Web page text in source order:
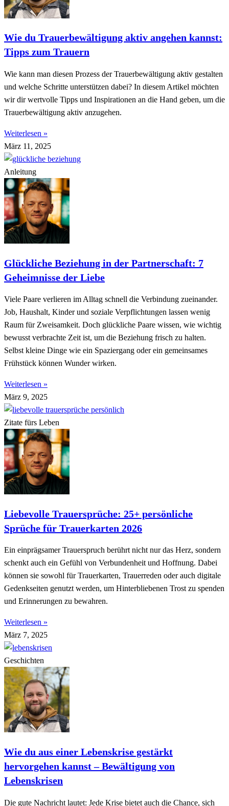
Wie du Trauerbewältigung aktiv angehen kannst:
Tipps zum Trauern
Wie kann man diesen Prozess der Trauerbewältigung aktiv gestalten
und welche Schritte unterstützen dabei? In diesem Artikel möchten
wir dir wertvolle Tipps und Inspirationen an die Hand geben, um die
Trauerbewältigung aktiv anzugehen.
Weiterlesen »
März 11, 2025
Anleitung
Glückliche Beziehung in der Partnerschaft: 7
Geheimnisse der Liebe
Viele Paare verlieren im Alltag schnell die Verbindung zueinander.
Job, Haushalt, Kinder und soziale Verpflichtungen lassen wenig
Raum für Zweisamkeit. Doch glückliche Paare wissen, wie wichtig
bewusst verbrachte Zeit ist, um die Beziehung frisch zu halten.
Selbst kleine Dinge wie ein Spaziergang oder ein gemeinsames
Frühstück können Wunder wirken.
Weiterlesen »
März 9, 2025
Zitate fürs Leben
Liebevolle Trauersprüche: 25+ persönliche
Sprüche für Trauerkarten 2026
Ein einprägsamer Trauerspruch berührt nicht nur das Herz, sondern
schenkt auch ein Gefühl von Verbundenheit und Hoffnung. Dabei
können sie sowohl für Trauerkarten, Trauerreden oder auch digitale
Gedenkseiten genutzt werden, um Hinterbliebenen Trost zu spenden
und Erinnerungen zu bewahren.
Weiterlesen »
März 7, 2025
Geschichten
Wie du aus einer Lebenskrise gestärkt
hervorgehen kannst – Bewältigung von
Lebenskrisen
Die gute Nachricht lautet: Jede Krise bietet auch die Chance, sich